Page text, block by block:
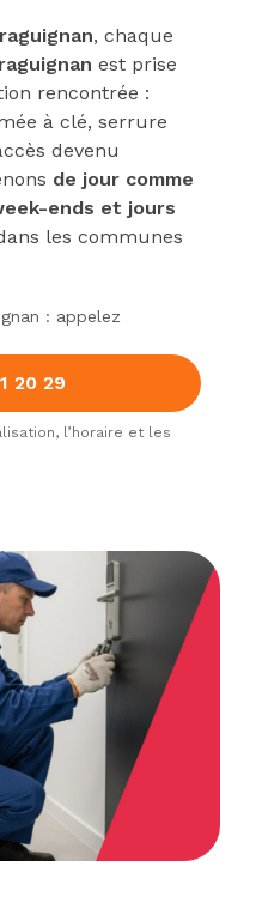
, chaque
est prise
rencontrée :
à clé, serrure
devenu
de jour comme
ends et jours
les communes
: appelez
20 29
l’horaire et les